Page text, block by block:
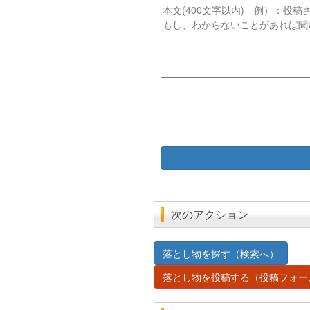
ル
本
文
次のアクション
落とし物を探す（検索へ）
落とし物を投稿する（投稿フォ